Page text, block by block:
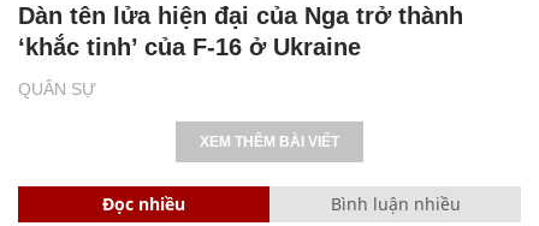
QUÂN SỰ
Dàn tên lửa hiện đại của Nga trở thành
‘khắc tinh’ của F-16 ở Ukraine
XEM THÊM BÀI VIẾT
Đọc nhiều Bình luận nhiều